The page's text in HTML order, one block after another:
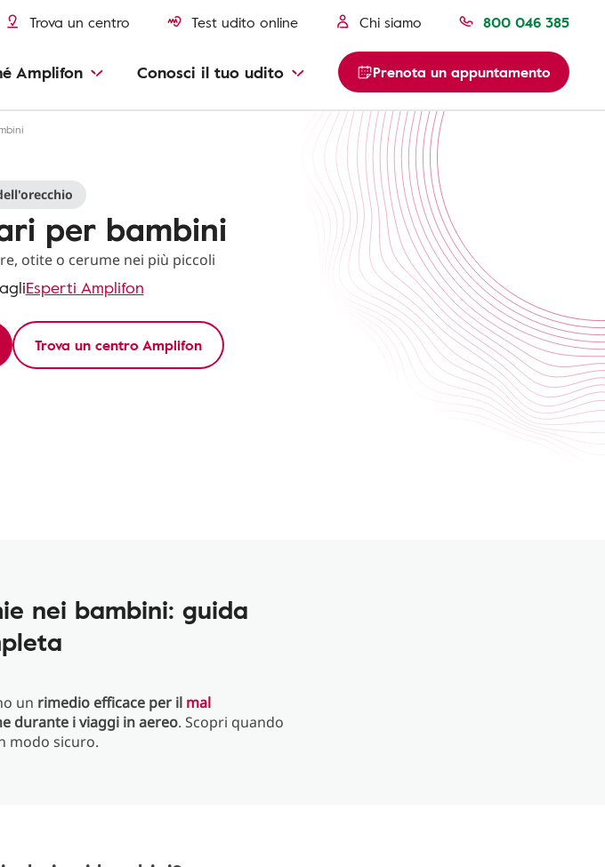
Trova un centro Test udito online Chi siamo 800 046 385
Amplifon Conosci il tuo udito Prenota un appuntamento
per bambini
otite o cerume nei più piccoli
Esperti Amplifon
Trova un centro Amplifon
nei bambini: guida
un rimedio efficace per il mal
durante i viaggi in aereo. Scopri quando
modo sicuro.